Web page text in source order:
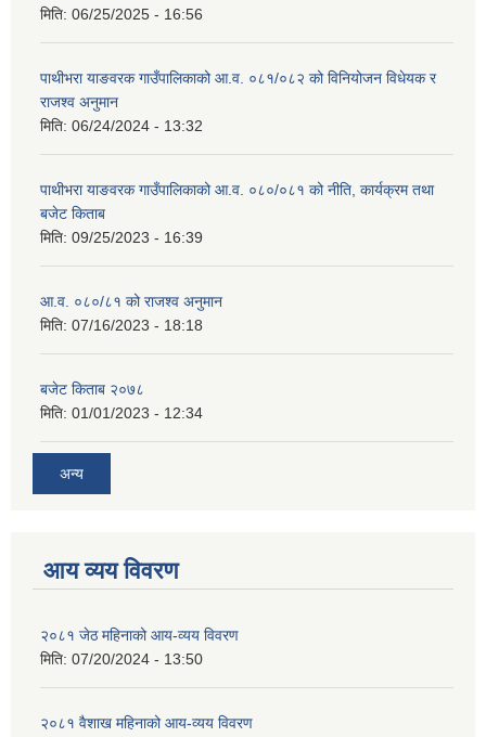
मिति: 06/25/2025 - 16:56
पाथीभरा याङवरक गाउँपालिकाको आ.व. ०८१/०८२ को विनियोजन विधेयक र
राजश्व अनुमान
मिति: 06/24/2024 - 13:32
पाथीभरा याङवरक गाउँपालिकाको आ.व. ०८०/०८१ को नीति, कार्यक्रम तथा
बजेट किताब
मिति: 09/25/2023 - 16:39
आ.व. ०८०/८१ को राजश्व अनुमान
मिति: 07/16/2023 - 18:18
बजेट किताब २०७८
मिति: 01/01/2023 - 12:34
अन्य
आय व्यय विवरण
२०८१ जेठ महिनाको आय-व्यय विवरण
मिति: 07/20/2024 - 13:50
२०८१ वैशाख महिनाको आय-व्यय विवरण